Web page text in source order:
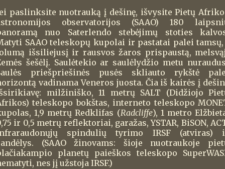
paslinksite nuotrauką į dešinę, išvysite Pietų
observatorijos (SAAO) 180
nuo Saterlendo stebėjimų stoties
SAAO teleskopų kupolai ir pastatai palei
išsiliejusį ir rausvos žaros prispaustą,
šešėlį. Saulėtekio ar saulėlydžio metu
priešpriešinės pusės skliauto rykštė
vadinama Veneros juosta. Čia iš kairės į
milžiniško, 11 metrų SALT (Didžiojo
teleskopo bokštas, interneto teleskopo
1,9 metrų Redklifas (Radcliffe), 1 metro
ir 0,5 metrų reflektoriai, garažas, YSTAR, BiSON,
spindulių tyrimo IRSF (atviras)
(SAAO žinovams: šioje nuotraukoje
planetų paieškos teleskopo
nes jį užstoja IRSF.)